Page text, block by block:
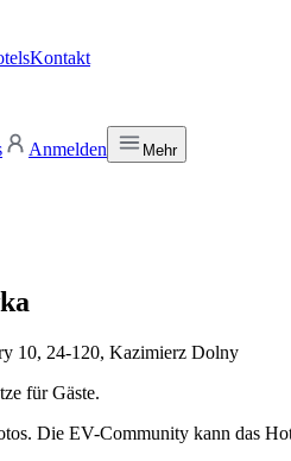
Kontakt
Anmelden Mehr
10, 24-120, Kazimierz Dolny
für Gäste.
Die EV-Community kann das